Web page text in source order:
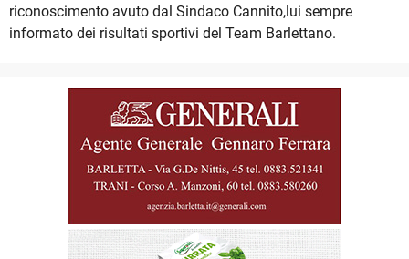
riconoscimento avuto dal Sindaco Cannito,lui sempre
informato dei risultati sportivi del Team Barlettano.